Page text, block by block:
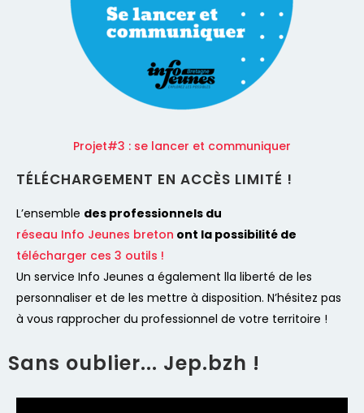
Projet#3 : se lancer et communiquer
TÉLÉCHARGEMENT EN ACCÈS LIMITÉ !
L’ensemble des professionnels du
réseau Info Jeunes breton ont la possibilité de
télécharger ces 3 outils !
Un service Info Jeunes a également lla liberté de les
personnaliser et de les mettre à disposition. N’hésitez pas
à vous rapprocher du professionnel de votre territoire !
Sans oublier... Jep.bzh !